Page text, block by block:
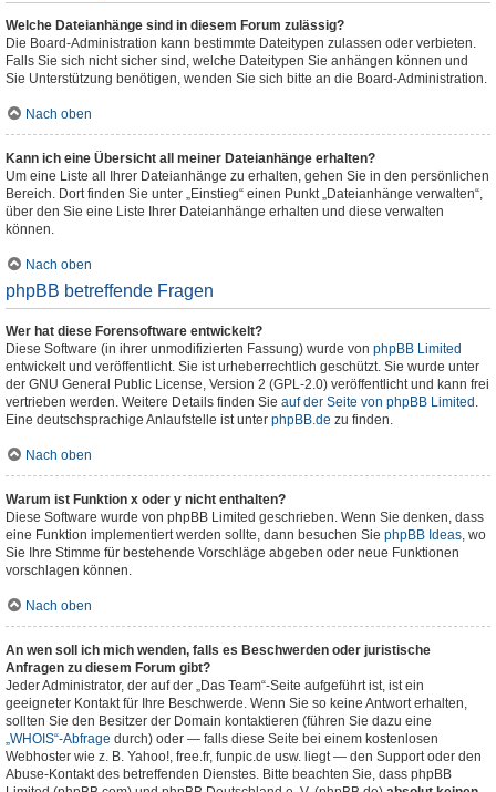
Welche Dateianhänge sind in diesem Forum zulässig?
Die Board-Administration kann bestimmte Dateitypen zulassen oder verbieten.
Falls Sie sich nicht sicher sind, welche Dateitypen Sie anhängen können und
Sie Unterstützung benötigen, wenden Sie sich bitte an die Board-Administration.
Nach oben
Kann ich eine Übersicht all meiner Dateianhänge erhalten?
Um eine Liste all Ihrer Dateianhänge zu erhalten, gehen Sie in den persönlichen
Bereich. Dort finden Sie unter „Einstieg“ einen Punkt „Dateianhänge verwalten“,
über den Sie eine Liste Ihrer Dateianhänge erhalten und diese verwalten
können.
Nach oben
phpBB betreffende Fragen
Wer hat diese Forensoftware entwickelt?
Diese Software (in ihrer unmodifizierten Fassung) wurde von phpBB Limited
entwickelt und veröffentlicht. Sie ist urheberrechtlich geschützt. Sie wurde unter
der GNU General Public License, Version 2 (GPL-2.0) veröffentlicht und kann frei
vertrieben werden. Weitere Details finden Sie auf der Seite von phpBB Limited .
Eine deutschsprachige Anlaufstelle ist unter phpBB.de zu finden.
Nach oben
Warum ist Funktion x oder y nicht enthalten?
Diese Software wurde von phpBB Limited geschrieben. Wenn Sie denken, dass
eine Funktion implementiert werden sollte, dann besuchen Sie phpBB Ideas, wo
Sie Ihre Stimme für bestehende Vorschläge abgeben oder neue Funktionen
vorschlagen können.
Nach oben
An wen soll ich mich wenden, falls es Beschwerden oder juristische
Anfragen zu diesem Forum gibt?
Jeder Administrator, der auf der „Das Team“-Seite aufgeführt ist, ist ein
geeigneter Kontakt für Ihre Beschwerde. Wenn Sie so keine Antwort erhalten,
sollten Sie den Besitzer der Domain kontaktieren (führen Sie dazu eine
„WHOIS“-Abfrage durch) oder — falls diese Seite bei einem kostenlosen
Webhoster wie z. B. Yahoo!, free.fr, funpic.de usw. liegt — den Support oder den
Abuse-Kontakt des betreffenden Dienstes. Bitte beachten Sie, dass phpBB